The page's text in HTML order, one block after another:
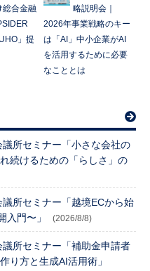
総合金融
」提
略説明会｜
2026年事業戦略のキー
は「AI」中小企業がAI
を活用するために必要
なこととは
議所セミナー「小さな会社の
続けるための「らしさ」の
議所セミナー「越境ECから始
入門〜」
(2026/8/8)
議所セミナー「補助金申請者
り方と生成AI活用術」